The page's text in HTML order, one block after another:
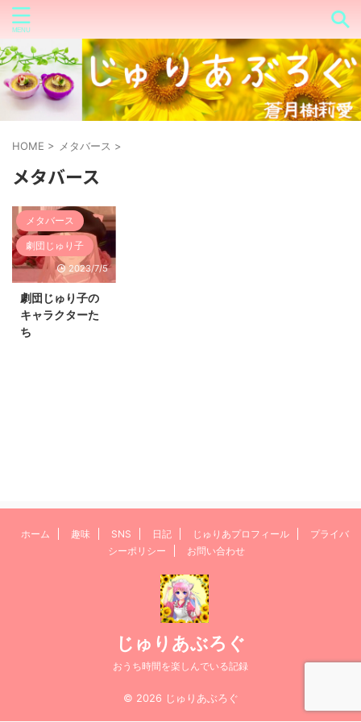
HOME > メタバース >
メタバース
メタバース
劇団じゅり子
2023/7/5
劇団じゅり子の
キャラクターた
ち
ホーム 趣味 SNS 日記 じゅりあプロフィール
プライバ
シーポリシー
お問い合わせ
じゅりあぶろぐ
おうち時間を楽しんでいる記録
© 2026 じゅりあぶろぐ